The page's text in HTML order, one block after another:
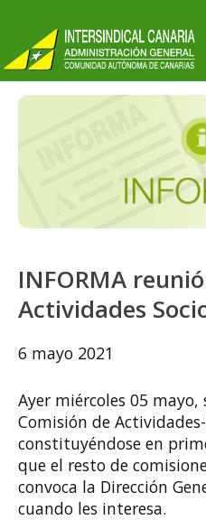
INFORMA
Actividades
6 mayo 2021
Ayer miércoles 05
Comisión de
constituyéndose en
que el resto de
convoca la Dirección
cuando les interesa.